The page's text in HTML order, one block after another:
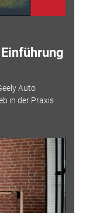
Auto
in der Praxis